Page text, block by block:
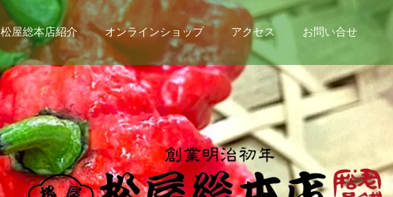
松屋総本店紹介 オンラインショップ アクセス お問い合せ